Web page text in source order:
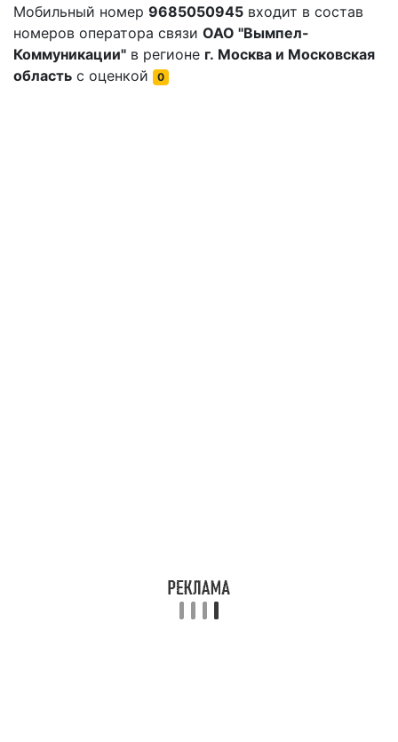
Мобильный номер 9685050945 входит в состав
номеров оператора связи ОАО "Вымпел-
Коммуникации" в регионе г. Москва и Московская
область с оценкой 0